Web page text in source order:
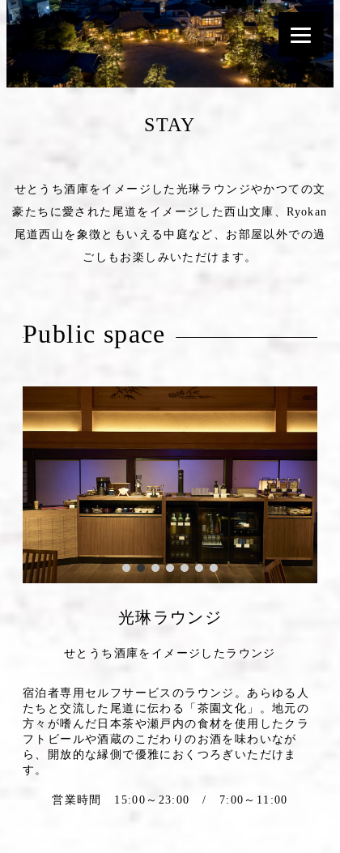
STAY
せとうち酒庫をイメージした光琳ラウンジやかつての文
豪たちに愛された尾道をイメージした西山文庫、Ryokan
尾道西山を象徴ともいえる中庭など、お部屋以外での過
ごしもお楽しみいただけます。
Public space
光琳ラウンジ
せとうち酒庫をイメージしたラウンジ
宿泊者専用セルフサービスのラウンジ。あらゆる人
たちと交流した尾道に伝わる「茶園文化」。地元の
方々が嗜んだ日本茶や瀬戸内の食材を使用したクラ
フトビールや酒蔵のこだわりのお酒を味わいなが
ら、開放的な縁側で優雅におくつろぎいただけま
す。
営業時間 15:00～23:00 / 7:00～11:00